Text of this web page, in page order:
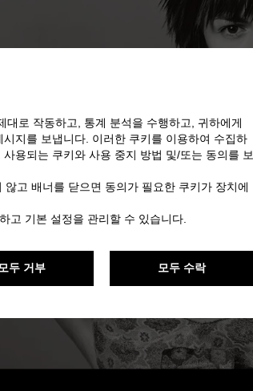
로 작동하고, 통계 분석을 수행하고, 귀하에게
지를 보냅니다. 이러한 쿠키를 이용하여 수집하
용되는 쿠키와 사용 중지 방법 및/또는 동의를 보
고 배너를 닫으면 동의가 필요한 쿠키가 장치에
고 기본 설정을 관리할 수 있습니다.
모두 수락
모두 거부